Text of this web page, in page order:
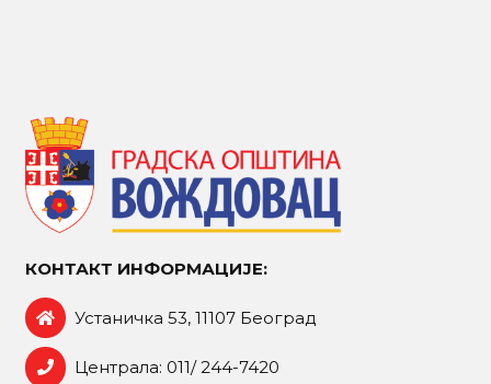
КОНТАКТ ИНФОРМАЦИЈЕ:
Устаничка 53, 11107 Београд
Централа: 011/ 244-7420